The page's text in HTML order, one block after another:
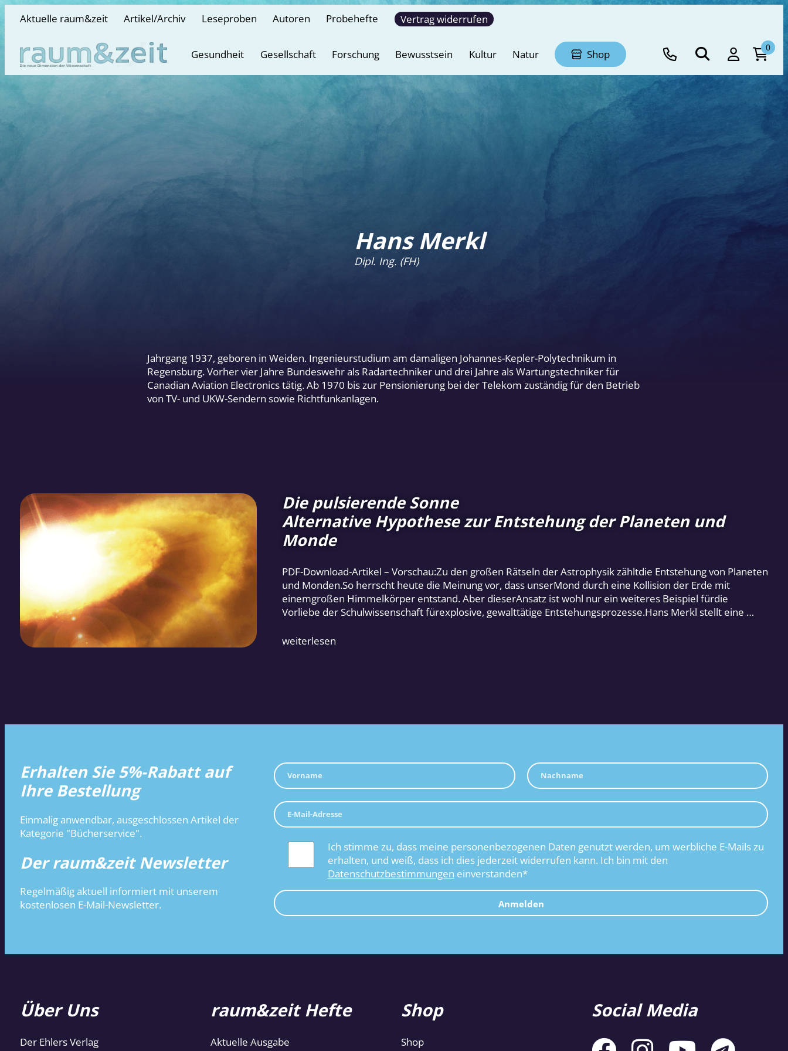
Aktuelle raum&zeit Artikel/Archiv Leseproben Autoren Probehefte Vertrag widerrufen
Gesundheit Gesellschaft Forschung Bewusstsein Kultur Natur Shop
0
Hans Merkl
Dipl. Ing. (FH)
Jahrgang 1937, geboren in Weiden. Ingenieurstudium am damaligen Johannes-Kepler-Polytechnikum in
Regensburg. Vorher vier Jahre Bundeswehr als Radartechniker und drei Jahre als Wartungstechniker für
Canadian Aviation Electronics tätig. Ab 1970 bis zur Pensionierung bei der Telekom zuständig für den Betrieb
von TV- und UKW-Sendern sowie Richtfunkanlagen.
Die pulsierende Sonne
Alternative Hypothese zur Entstehung der Planeten und
Monde
PDF-Download-Artikel – Vorschau:Zu den großen Rätseln der Astrophysik zähltdie Entstehung von Planeten
und Monden.So herrscht heute die Meinung vor, dass unserMond durch eine Kollision der Erde mit
einemgroßen Himmelkörper entstand. Aber dieserAnsatz ist wohl nur ein weiteres Beispiel fürdie
Vorliebe der Schulwissenschaft fürexplosive, gewalttätige Entstehungsprozesse.Hans Merkl stellt eine …
weiterlesen
Erhalten Sie 5%-Rabatt auf
Ihre Bestellung
Einmalig anwendbar, ausgeschlossen Artikel der
Kategorie "Bücherservice".
Der raum&zeit Newsletter
Regelmäßig aktuell informiert mit unserem
kostenlosen E-Mail-Newsletter.
Ich stimme zu, dass meine personenbezogenen Daten genutzt werden, um werbliche E-Mails zu
erhalten, und weiß, dass ich dies jederzeit widerrufen kann. Ich bin mit den
Datenschutzbestimmungen einverstanden*
Anmelden
Über Uns
Der Ehlers Verlag
raum&zeit Hefte
Aktuelle Ausgabe
Shop
Shop
Social Media